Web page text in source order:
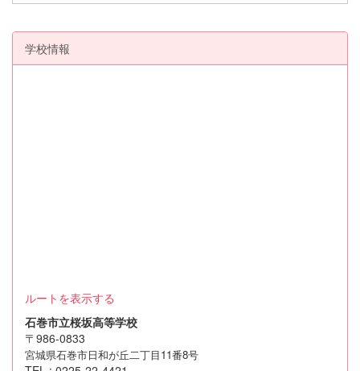
学校情報
ルートを表示する
石巻市立桜坂高等学校
〒986-0833
宮城県石巻市日和が丘二丁目11番8号